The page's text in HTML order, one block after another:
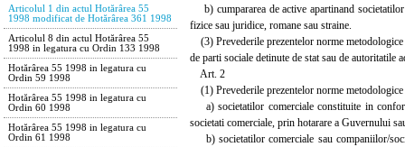
Articolul 1 din actul Hotărârea 55
1998 modificat de Hotărârea 361 1998
Articolul 8 din actul Hotărârea 55
1998 in legatura cu Ordin 133 1998
Hotărârea 55 1998 in legatura cu
Ordin 59 1998
Hotărârea 55 1998 in legatura cu
Ordin 60 1998
Hotărârea 55 1998 in legatura cu
Ordin 61 1998
b) cumpararea de active apartinand
fizice sau juridice, romane sau straine.
(3) Prevederile prezentelor norme
de parti sociale detinute de stat sau de autoritatile
Art. 2
(1) Prevederile prezentelor norme
a) societatilor comerciale constituite in
societati comerciale, prin hotarare a Guvernului
b) societatilor comerciale sau companiilor/